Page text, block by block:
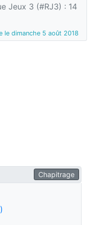
Jeux 3 (#RJ3) : 14
le dimanche 5 août 2018
Chapitrage